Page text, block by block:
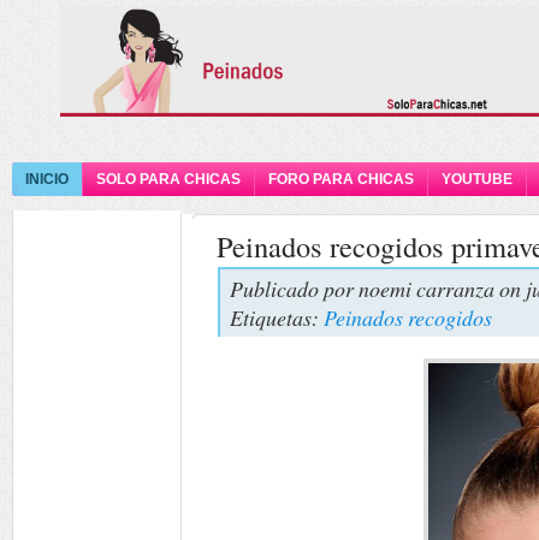
INICIO SOLO PARA CHICAS FORO PARA CHICAS YOUTUBE
Peinados recogidos
Publicado pornoemi carranzaon
Etiquetas: Peinados recogidos